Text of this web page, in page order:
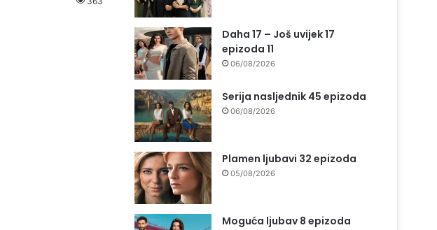
Daha 17 – Još uvijek 17
epizoda 11
06/08/2026
Serija nasljednik 45 epizoda
06/08/2026
Plamen ljubavi 32 epizoda
05/08/2026
Moguća ljubav 8 epizoda